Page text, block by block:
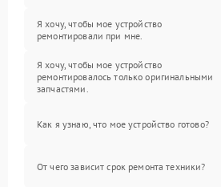
Я хочу, чтобы мое устройство
ремонтировали при мне.
Я хочу, чтобы мое устройство
ремонтировалось только оригинальными
запчастями.
Как я узнаю, что мое устройство готово?
От чего зависит срок ремонта техники?